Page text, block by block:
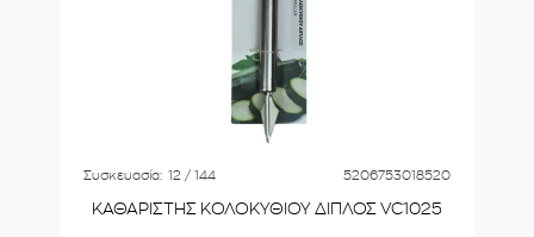
Συσκευασία: 12 / 144 5206753018520
ΚΑΘΑΡΙΣΤΗΣ ΚΟΛΟΚΥΘΙΟΥ ΔΙΠΛΟΣ VC1025